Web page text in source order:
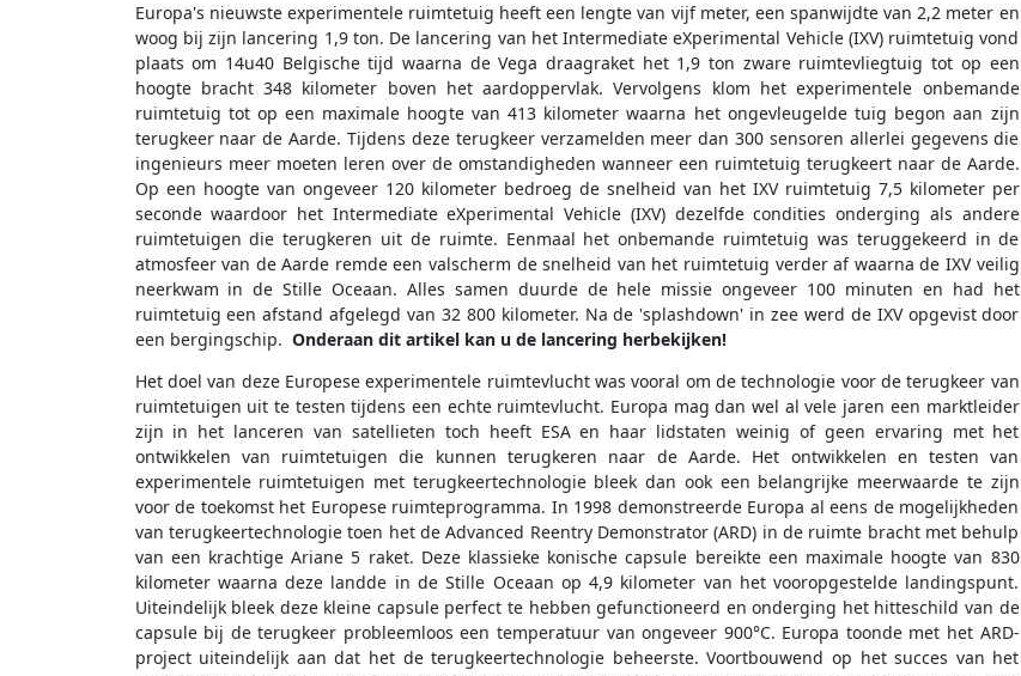
Europa's nieuwste experimentele ruimtetuig heeft een lengte van vijf meter, een spanwijdte van 2,2 meter en
woog bij zijn lancering 1,9 ton. De lancering van het Intermediate eXperimental Vehicle (IXV) ruimtetuig vond
plaats om 14u40 Belgische tijd waarna de Vega draagraket het 1,9 ton zware ruimtevliegtuig tot op een
hoogte bracht 348 kilometer boven het aardoppervlak. Vervolgens klom het experimentele onbemande
ruimtetuig tot op een maximale hoogte van 413 kilometer waarna het ongevleugelde tuig begon aan zijn
terugkeer naar de Aarde. Tijdens deze terugkeer verzamelden meer dan 300 sensoren allerlei gegevens die
ingenieurs meer moeten leren over de omstandigheden wanneer een ruimtetuig terugkeert naar de Aarde.
Op een hoogte van ongeveer 120 kilometer bedroeg de snelheid van het IXV ruimtetuig 7,5 kilometer per
seconde waardoor het Intermediate eXperimental Vehicle (IXV) dezelfde condities onderging als andere
ruimtetuigen die terugkeren uit de ruimte. Eenmaal het onbemande ruimtetuig was teruggekeerd in de
atmosfeer van de Aarde remde een valscherm de snelheid van het ruimtetuig verder af waarna de IXV veilig
neerkwam in de Stille Oceaan. Alles samen duurde de hele missie ongeveer 100 minuten en had het
ruimtetuig een afstand afgelegd van 32 800 kilometer. Na de 'splashdown' in zee werd de IXV opgevist door
een bergingschip. Onderaan dit artikel kan u de lancering herbekijken!
Het doel van deze Europese experimentele ruimtevlucht was vooral om de technologie voor de terugkeer van
ruimtetuigen uit te testen tijdens een echte ruimtevlucht. Europa mag dan wel al vele jaren een marktleider
zijn in het lanceren van satellieten toch heeft ESA en haar lidstaten weinig of geen ervaring met het
ontwikkelen van ruimtetuigen die kunnen terugkeren naar de Aarde. Het ontwikkelen en testen van
experimentele ruimtetuigen met terugkeertechnologie bleek dan ook een belangrijke meerwaarde te zijn
voor de toekomst het Europese ruimteprogramma. In 1998 demonstreerde Europa al eens de mogelijkheden
van terugkeertechnologie toen het de Advanced Reentry Demonstrator (ARD) in de ruimte bracht met behulp
van een krachtige Ariane 5 raket. Deze klassieke konische capsule bereikte een maximale hoogte van 830
kilometer waarna deze landde in de Stille Oceaan op 4,9 kilometer van het vooropgestelde landingspunt.
Uiteindelijk bleek deze kleine capsule perfect te hebben gefunctioneerd en onderging het hitteschild van de
capsule bij de terugkeer probleemloos een temperatuur van ongeveer 900°C. Europa toonde met het ARD-
project uiteindelijk aan dat het de terugkeertechnologie beheerste. Voortbouwend op het succes van het